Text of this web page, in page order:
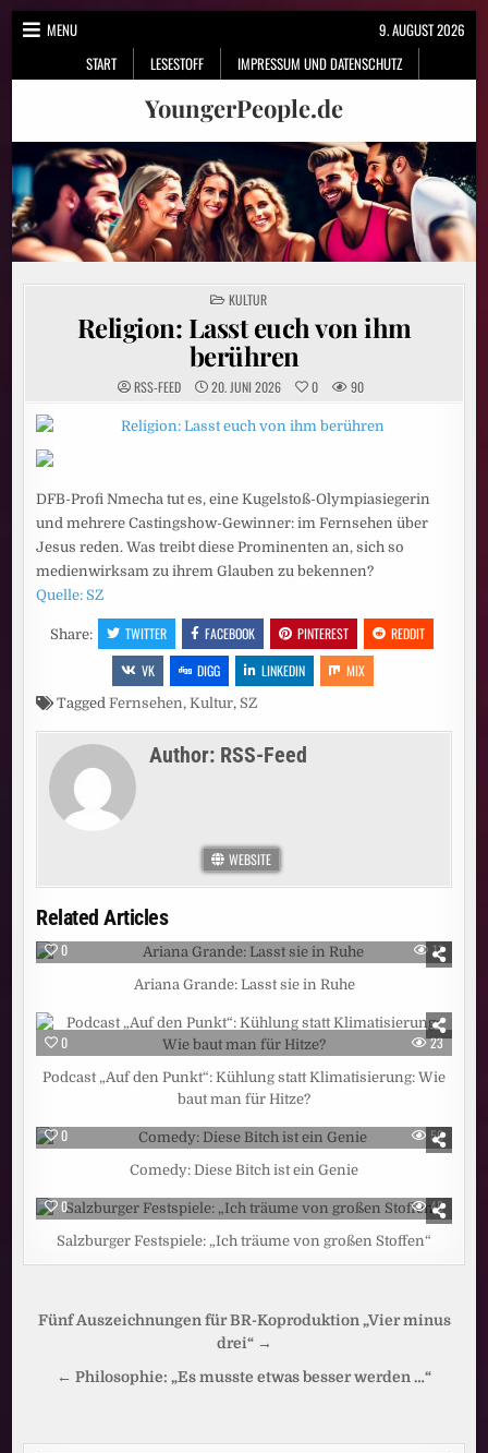
Skip
MENU
START
LESESTOFF IMPRESSUM UND DATENSCHUTZ
9. AUGUST 2026
YoungerPeople.de
POSTED
IN
KULTUR
Religion: Lasst euch von ihm
berühren
RSS-FEED 20. JUNI 2026 0 90
DFB-Profi Nmecha tut es, eine Kugelstoß-Olympiasiegerin
und mehrere Castingshow-Gewinner: im Fernsehen über
Jesus reden. Was treibt diese Prominenten an, sich so
medienwirksam zu ihrem Glauben zu bekennen?
Quelle: SZ
Share: TWITTER FACEBOOK PINTEREST
REDDIT
VK
DIGG LINKEDIN MIX
TaggedFernsehen,Kultur, SZ
Author: RSS-Feed
WEBSITE
Related Articles
0 11
Ariana Grande: Lasst sie in Ruhe
0 23
Podcast „Auf den Punkt“: Kühlung statt Klimatisierung: Wie
baut man für Hitze?
0 50
Comedy: Diese Bitch ist ein Genie
0 45
Salzburger Festspiele: „Ich träume von großen Stoffen“
Beitragsnavigation
Fünf Auszeichnungen für BR-Koproduktion „Vier minus
drei“ →
← Philosophie: „Es musste etwas besser werden …“